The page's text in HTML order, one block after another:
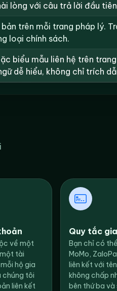
lòng với câu trả lời đầu
trên mỗi trang pháp lý.
loại chính sách.
biểu mẫu liên hệ trên
dễ hiểu, không chỉ trích
về một
tài
hộ gia
chúng tôi
liên kết
Quy tắc
Bạn chỉ có
MoMo,
liên kết với
không chấp
bên thứ ba